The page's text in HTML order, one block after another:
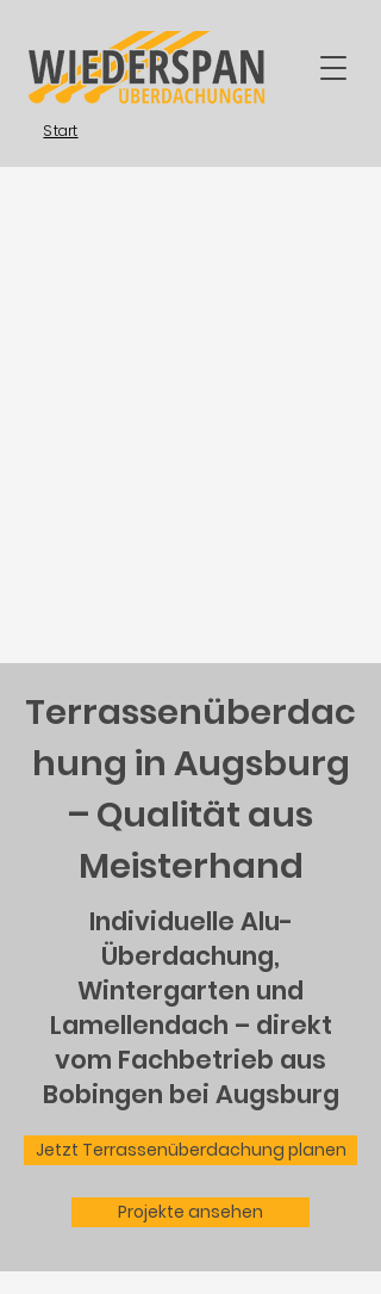
Start
Terrassenüberdac
hung in Augsburg
– Qualität aus
Meisterhand
Individuelle Alu-
Überdachung,
Wintergarten und
Lamellendach – direkt
vom Fachbetrieb aus
Bobingen bei Augsburg
Jetzt Terrassenüberdachung planen
Projekte ansehen